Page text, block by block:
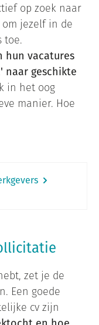
op zoek naar
jezelf in de
toe.
hun vacatures
naar geschikte
in het oog
manier. Hoe
zet je de
Een goede
cv zijn